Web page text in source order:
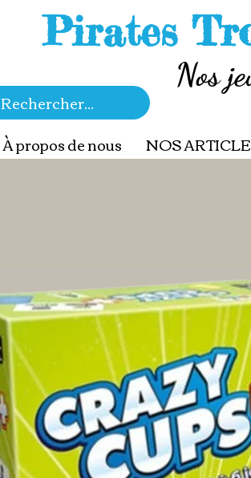
Pirates
Nos
Rechercher...
À propos de nous NOS